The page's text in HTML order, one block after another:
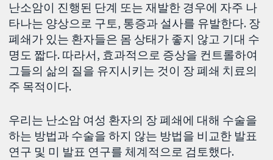
난소암이 진행된 단계 또는 재발한 경우에 자주 나
타나는 양상으로 구토, 통증과 설사를 유발한다. 장
폐쇄가 있는 환자들은 몸 상태가 좋지 않고 기대 수
명도 짧다. 따라서, 효과적으로 증상을 컨트롤하여
그들의 삶의 질을 유지시키는 것이 장 폐쇄 치료의
주 목적이다.
우리는 난소암 여성 환자의 장 폐쇄에 대해 수술을
하는 방법과 수술을 하지 않는 방법을 비교한 발표
연구 및 미 발표 연구를 체계적으로 검토했다.